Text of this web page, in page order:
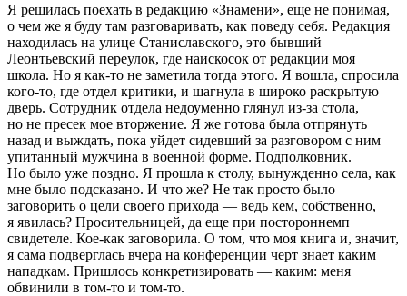
Я решилась поехать в редакцию «Знамени», еще не понимая,
о чем же я буду там разговаривать, как поведу себя. Редакция
находилась на улице Станиславского, это бывший
Леонтьевский переулок, где наискосок от редакции моя
школа. Но я как-то не заметила тогда этого. Я вошла, спросила
кого-то, где отдел критики, и шагнула в широко раскрытую
дверь. Сотрудник отдела недоуменно глянул из-за стола,
но не пресек мое вторжение. Я же готова была отпрянуть
назад и выждать, пока уйдет сидевший за разговором с ним
упитанный мужчина в военной форме. Подполковник.
Но было уже поздно. Я прошла к столу, вынужденно села, как
мне было подсказано. И что же? Не так просто было
заговорить о цели своего прихода — ведь кем, собственно,
я явилась? Просительницей, да еще при постороннемп
свидетеле. Кое-как заговорила. О том, что моя книга и, значит,
я сама подверглась вчера на конференции черт знает каким
нападкам. Пришлось конкретизировать — каким: меня
обвинили в том-то и том-то.